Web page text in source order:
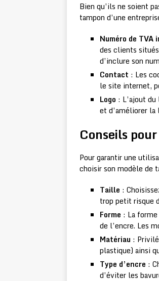
Bien qu’ils ne soient
tampon d’une
Numéro de TVA
des clients
d’inclure son
Contact : Les
le site internet,
Logo : L’ajout
et d’améliorer
Conseils
Pour garantir une
choisir son modèle de
Taille :
trop petit risque
Forme : La
de l’encre. Les
Matériau :
plastique) ainsi
Type d’encre :
d’éviter les